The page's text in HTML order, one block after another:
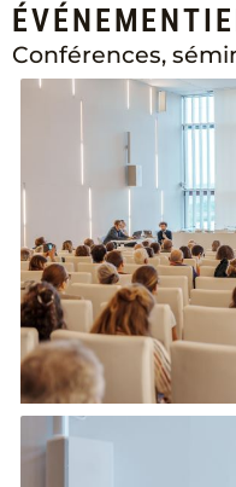
Conférences,